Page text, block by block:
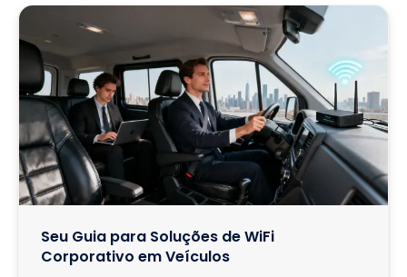
Seu Guia para Soluções de WiFi
Corporativo em Veículos